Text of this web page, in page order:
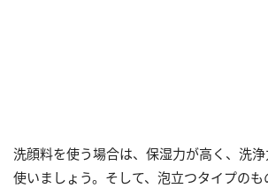
洗顔料を使う場合は、保湿力が高く、洗
使いましょう。そして、泡立つタイプの